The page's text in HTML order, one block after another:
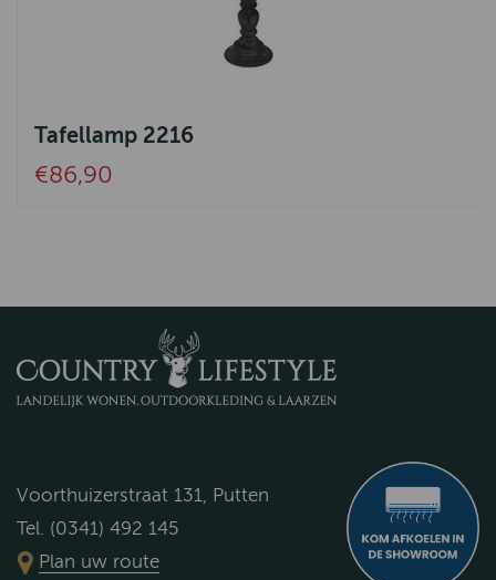
Tafellamp 2216
€86,90
Voorthuizerstraat 131, Putten
Tel. (0341) 492 145
Plan uw route